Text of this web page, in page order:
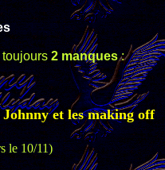
2 manques:
et les making off
le 10/11)